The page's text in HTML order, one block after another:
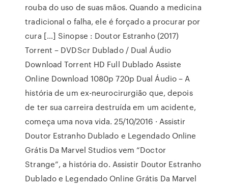
rouba do uso de suas mãos. Quando a medicina
tradicional o falha, ele é forçado a procurar por
cura […] Sinopse : Doutor Estranho (2017)
Torrent – DVDScr Dublado / Dual Áudio
Download Torrent HD Full Dublado Assiste
Online Download 1080p 720p Dual Áudio – A
história de um ex-neurocirurgião que, depois
de ter sua carreira destruída em um acidente,
começa uma nova vida. 25/10/2016 · Assistir
Doutor Estranho Dublado e Legendado Online
Grátis Da Marvel Studios vem “Doctor
Strange”, a história do. Assistir Doutor Estranho
Dublado e Legendado Online Grátis Da Marvel